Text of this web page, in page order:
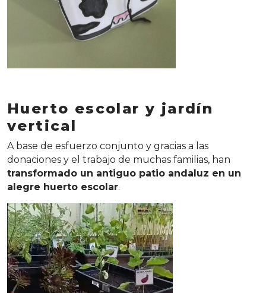
Huerto escolar y jardín
vertical
A base de esfuerzo conjunto y gracias a las
donaciones y el trabajo de muchas familias, han
transformado un antiguo patio andaluz en un
alegre huerto escolar.